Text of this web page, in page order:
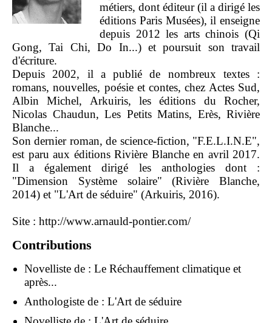
métiers, dont éditeur (il a dirigé les
éditions Paris Musées), il enseigne
depuis 2012 les arts chinois (Qi
Gong, Tai Chi, Do In...) et poursuit son travail
d'écriture.
Depuis 2002, il a publié de nombreux textes :
romans, nouvelles, poésie et contes, chez Actes Sud,
Albin Michel, Arkuiris, les éditions du Rocher,
Nicolas Chaudun, Les Petits Matins, Erès, Rivière
Blanche...
Son dernier roman, de science-fiction, "F.E.L.I.N.E",
est paru aux éditions Rivière Blanche en avril 2017.
Il a également dirigé les anthologies dont :
"Dimension Système solaire" (Rivière Blanche,
2014) et "L'Art de séduire" (Arkuiris, 2016).
Site : http://www.arnauld-pontier.com/
Contributions
Novelliste de : Le Réchauffement climatique et
après...
Anthologiste de : L'Art de séduire